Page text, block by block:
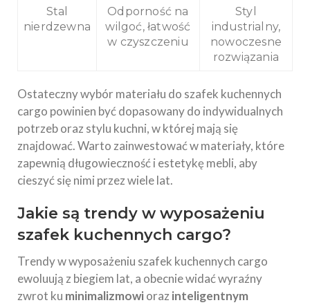
Stal
nierdzewna
Odporność na
wilgoć, łatwość
w czyszczeniu
Styl
industrialny,
nowoczesne
rozwiązania
Ostateczny wybór materiału do szafek kuchennych
cargo powinien być dopasowany do indywidualnych
potrzeb oraz stylu kuchni, w której mają się
znajdować. Warto zainwestować w materiały, które
zapewnią długowieczność i estetykę mebli, aby
cieszyć się nimi przez wiele lat.
Jakie są trendy w wyposażeniu
szafek kuchennych cargo?
Trendy w wyposażeniu szafek kuchennych cargo
ewoluują z biegiem lat, a obecnie widać wyraźny
zwrot ku minimalizmowioraz inteligentnym